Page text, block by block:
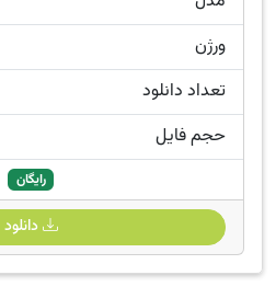
ورژن
تعداد دانلود
حجم فایل
رایگان
دانلود